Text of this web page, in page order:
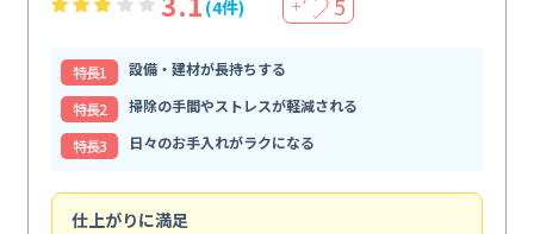
(4件) ＋ 5
特⻑1
設備・建材が長持ちする
特⻑2
掃除の手間やストレスが軽減される
特⻑3
日々のお手入れがラクになる
仕上がりに満足